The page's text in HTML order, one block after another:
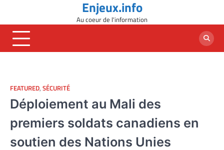
content
Enjeux.info
Au coeur de l'information
FEATURED, SÉCURITÉ
Déploiement au Mali des
premiers soldats canadiens en
soutien des Nations Unies